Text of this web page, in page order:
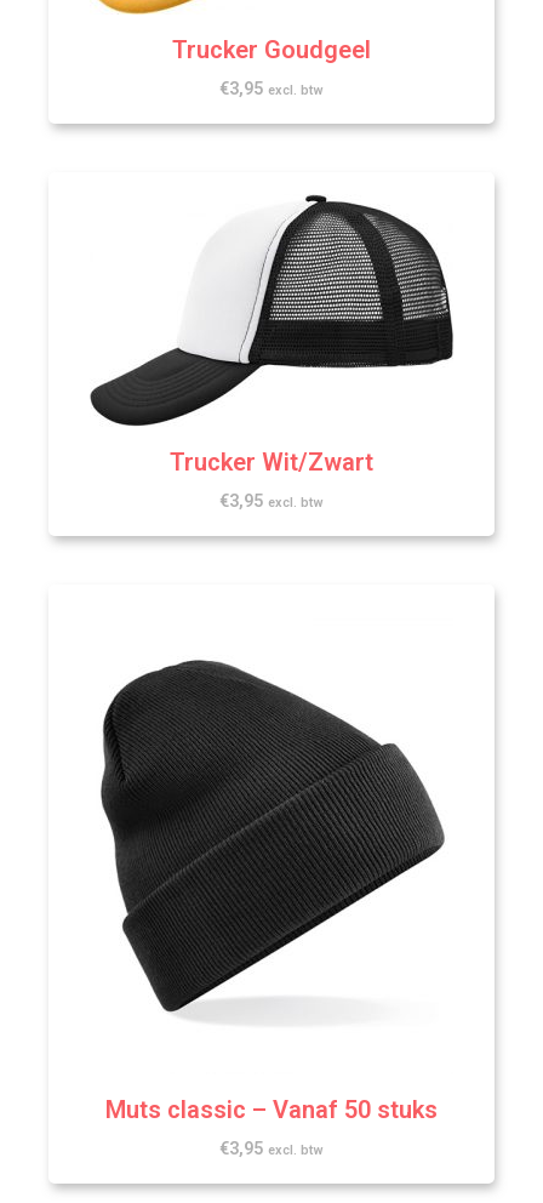
Trucker Goudgeel
€3,95 excl. btw
Trucker Wit/Zwart
€3,95 excl. btw
Muts classic – Vanaf 50 stuks
€3,95 excl. btw